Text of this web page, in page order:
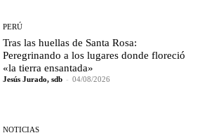
PERÚ
Tras las huellas de Santa Rosa:
Peregrinando a los lugares donde floreció
«la tierra ensantada»
Jesús Jurado, sdb - 04/08/2026
NOTICIAS